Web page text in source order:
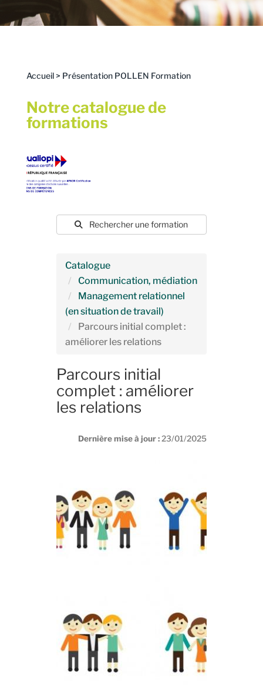
Accueil> Présentation POLLEN Formation
Notre catalogue de
formations
Rechercher une formation
Catalogue
Communication, médiation
Management relationnel
(en situation de travail)
Parcours initial complet :
améliorer les relations
Parcours initial
complet : améliorer
les relations
Dernière mise à jour : 23/01/2025